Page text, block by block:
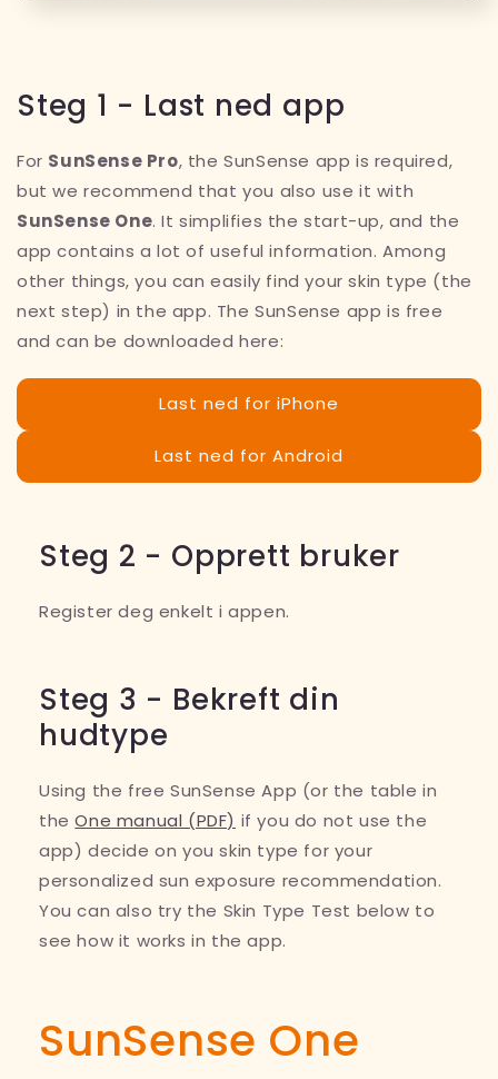
Steg 1 - Last ned app
For SunSense Pro, the SunSense app is required,
but we recommend that you also use it with
SunSense One. It simplifies the start-up, and the
app contains a lot of useful information. Among
other things, you can easily find your skin type (the
next step) in the app. The SunSense app is free
and can be downloaded here:
Last ned for iPhone
Last ned for Android
Steg 2 - Opprett bruker
Register deg enkelt i appen.
Steg 3 - Bekreft din
hudtype
Using the free SunSense App (or the table in
theOne manual (PDF) if you do not use the
app) decide on you skin type for your
personalized sun exposure recommendation.
You can also try the Skin Type Test below to
see how it works in the app.
SunSense One